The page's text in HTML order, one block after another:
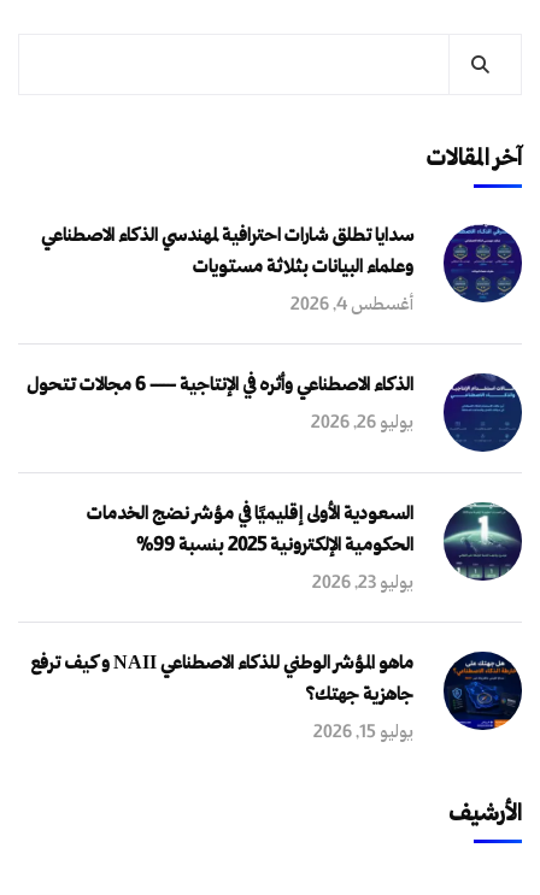
آخر المقالات
سدايا تطلق شارات احترافية لمهندسي الذكاء الاصطناعي
وعلماء البيانات بثلاثة مستويات
أغسطس 4, 2026
الذكاء الاصطناعي وأثره في الإنتاجية — 6 مجالات تتحول
يوليو 26, 2026
السعودية الأولى إقليميًا في مؤشر نضج الخدمات
الحكومية الإلكترونية 2025 بنسبة 99%
يوليو 23, 2026
ماهو المؤشر الوطني للذكاء الاصطناعي NAII و كيف ترفع
جاهزية جهتك؟
يوليو 15, 2026
الأرشيف